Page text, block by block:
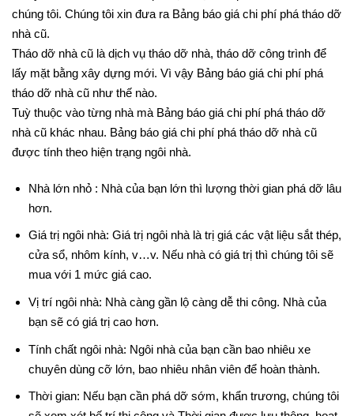
cũ uy tín. Để rõ hơn về chi phí dịch vụ tháo phá dỡ nhà cũ của
chúng tôi. Chúng tôi xin đưa ra Bảng báo giá chi phí phá tháo dỡ
nhà cũ.
Tháo dỡ nhà cũ là dịch vụ tháo dỡ nhà, tháo dỡ công trình để
lấy mặt bằng xây dựng mới. Vì vậy Bảng báo giá chi phí phá
tháo dỡ nhà cũ như thế nào.
Tuỳ thuộc vào từng nhà mà Bảng báo giá chi phí phá tháo dỡ
nhà cũ khác nhau. Bảng báo giá chi phí phá tháo dỡ nhà cũ
Nhà lớn nhỏ : Nhà của bạn lớn thì lượng thời gian phá dỡ lâu
Giá trị ngôi nhà: Giá trị ngôi nhà là trị giá các vật liệu sắt thép,
cửa sổ, nhôm kính, v…v. Nếu nhà có giá trị thì chúng tôi sẽ
Vị trí ngôi nhà: Nhà càng gần lộ càng dễ thi công. Nhà của
Tính chất ngôi nhà: Ngôi nhà của bạn cần bao nhiêu xe
Thời gian: Nếu bạn cần phá dỡ sớm, khẩn trương, chúng tôi